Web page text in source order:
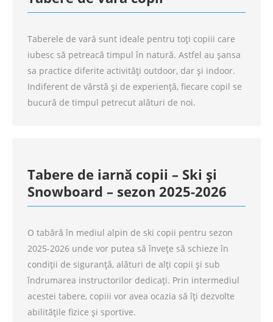
Taberele de vară sunt ideale pentru toți copiii care
iubesc să petreacă timpul în natură. Astfel au șansa
sa practice diferite activități outdoor, dar și indoor.
Indiferent de vârstă și de experiență, fiecare copil se
bucură de timpul petrecut alături de noi.
Tabere de iarnă copii – Ski și
Snowboard – sezon 2025-2026
O tabără în mediul alpin de ski copii pentru sezon
2025-2026 unde vor putea să învețe să schieze în
condiții de siguranță, alături de alți copii și sub
îndrumarea instructorilor dedicați. Prin intermediul
acestei tabere, copiii vor avea ocazia să îți dezvolte
abilitățile fizice și sportive.